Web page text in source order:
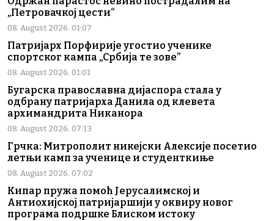
„Петровачкој цести“
08. August 2026. 01:07
Патријарх Порфирије угостио ученике
спортског кампа „Србија те зове”
08. August 2026. 01:01
Бугарска православна дијаспора стала у
одбрану патријарха Данила од клевета
архимандрита Никанора
08. August 2026. 07:13
Грчка: Митрополит никејски Алексије посетио
летњи камп за ученице и студенткиње
08. August 2026. 07:02
Кипар пружа помоћ Јерусалимској и
Антиохијској патријаршији у оквиру новог
програма подршке Блиском истоку